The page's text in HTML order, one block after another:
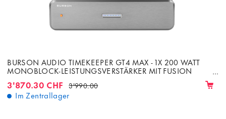
BURSON AUDIO TIMEKEEPER GT4 MAX - 1X 200 WATT
MONOBLOCK-LEISTUNGSVERSTÄRKER MIT FUSION
3'870.30 CHF 3'990.00
Im Zentrallager